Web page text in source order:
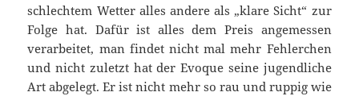
schlechtem Wetter alles andere als „klare Sicht“ zur
Folge hat. Dafür ist alles dem Preis angemessen
verarbeitet, man findet nicht mal mehr Fehlerchen
und nicht zuletzt hat der Evoque seine jugendliche
Art abgelegt. Er ist nicht mehr so rau und ruppig wie